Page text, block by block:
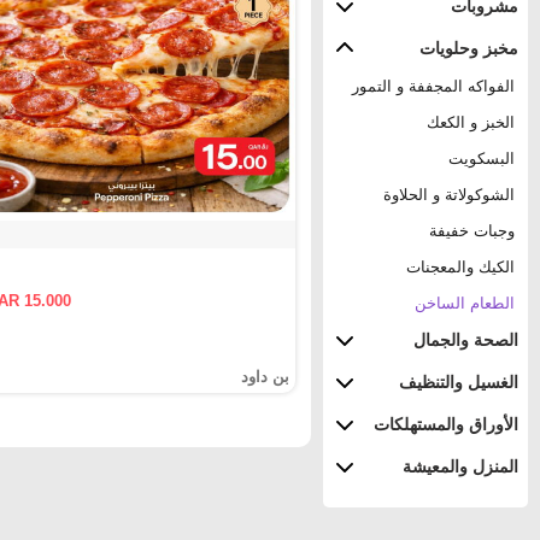
مشروبات
مخبز وحلويات
الفواكه المجففة و التمور
الخبز و الكعك
البسكويت
الشوكولاتة و الحلاوة
وجبات خفيفة
الكيك والمعجنات
الطعام الساخن
الصحة والجمال
الغسيل والتنظيف
الأوراق والمستهلكات
المنزل والمعيشة
15.000
بن داود